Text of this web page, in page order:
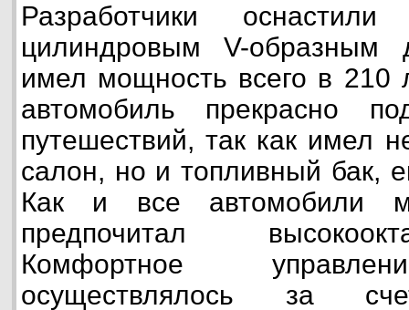
Разработчики
цилиндровым V-образным
имел мощность всего в 210
автомобиль прекрасно
путешествий, так как имел
салон, но и топливный бак,
Как и все автомобили
предпочитал
Комфортное
осуществлялось за